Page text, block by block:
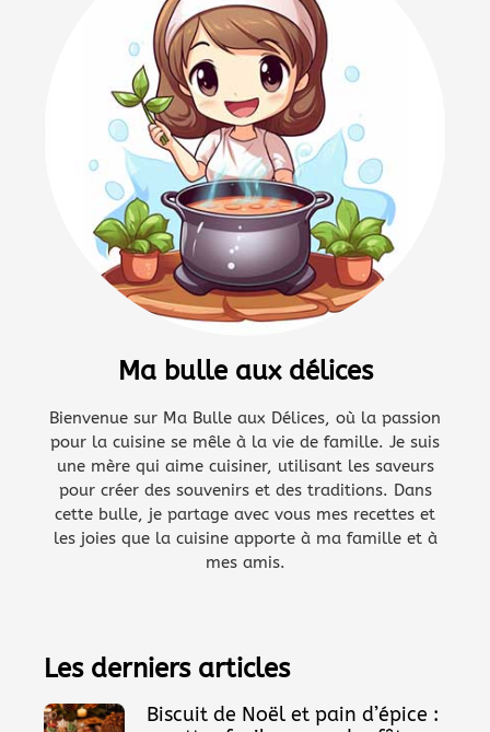
Ma bulle aux délices
Bienvenue sur Ma Bulle aux Délices, où la passion
pour la cuisine se mêle à la vie de famille. Je suis
une mère qui aime cuisiner, utilisant les saveurs
pour créer des souvenirs et des traditions. Dans
cette bulle, je partage avec vous mes recettes et
les joies que la cuisine apporte à ma famille et à
mes amis.
Les derniers articles
Biscuit de Noël et pain d’épice :